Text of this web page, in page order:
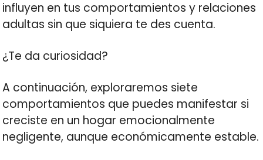
influyen en tus comportamientos y relaciones
adultas sin que siquiera te des cuenta.
¿Te da curiosidad?
A continuación, exploraremos siete
comportamientos que puedes manifestar si
creciste en un hogar emocionalmente
negligente, aunque económicamente estable.